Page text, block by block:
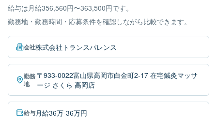
給与は月給356,560円〜363,500円です。
勤務地・勤務時間・応募条件を確認しながら比較できます。
会社株式会社トランスパレンス
勤務
地
〒933-0022富山県高岡市白金町2-17 在宅鍼灸マッサ
ージ さくら 高岡店
給与月給36万-36万円